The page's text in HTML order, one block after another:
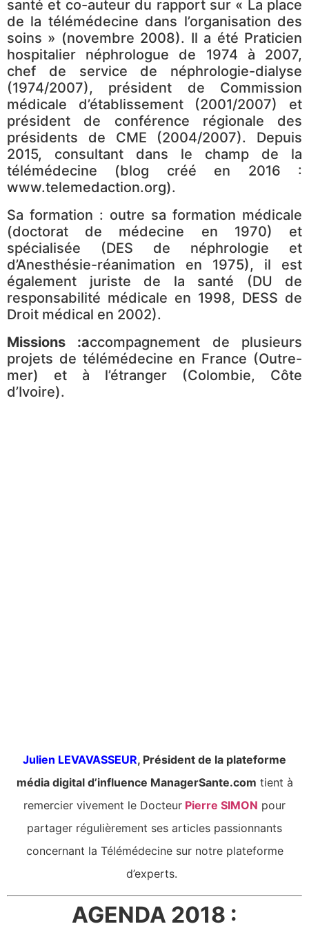
santé et co-auteur du rapport sur « La place
de la télémédecine dans l’organisation des
soins » (novembre 2008). Il a été Praticien
hospitalier néphrologue de 1974 à 2007,
chef de service de néphrologie-dialyse
(1974/2007), président de Commission
médicale d’établissement (2001/2007) et
président de conférence régionale des
présidents de CME (2004/2007). Depuis
2015, consultant dans le champ de la
télémédecine (blog créé en 2016 :
www.telemedaction.org).
Sa formation : outre sa formation médicale
(doctorat de médecine en 1970) et
spécialisée (DES de néphrologie et
d’Anesthésie-réanimation en 1975), il est
également juriste de la santé (DU de
responsabilité médicale en 1998, DESS de
Droit médical en 2002).
Missions :accompagnement de plusieurs
projets de télémédecine en France (Outre-
mer) et à l’étranger (Colombie, Côte
d’Ivoire).
Julien LEVAVASSEUR, Président de la plateforme
média digital d’influence ManagerSante.com tient à
remercier vivement le Docteur Pierre SIMON pour
partager régulièrement ses articles passionnants
concernant la Télémédecine sur notre plateforme
d’experts.
AGENDA 2018 :